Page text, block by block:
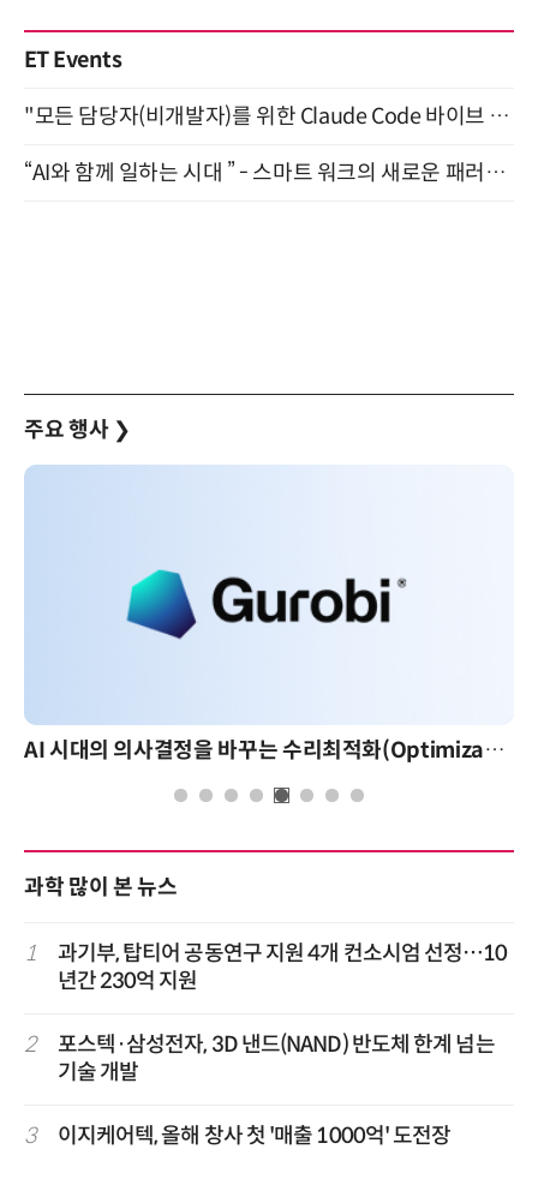
ET Events
"모든 담당자(비개발자)를 위한 Claude Code 바이브 코딩 2-day 부트캠프" 9월 16~17일 개최
“AI와 함께 일하는 시대 ” - 스마트 워크의 새로운 패러다임 (9/11)
주요 행사 ❯
AI 시대의 의사결정을 바꾸는 수리최적화(Optimization): 실제 산업 적용 사례와 활용 전략
과학 많이 본 뉴스
1
과기부, 탑티어 공동연구 지원 4개 컨소시엄 선정…10
년간 230억 지원
2
포스텍·삼성전자, 3D 낸드(NAND) 반도체 한계 넘는
기술 개발
3 이지케어텍, 올해 창사 첫 '매출 1000억' 도전장